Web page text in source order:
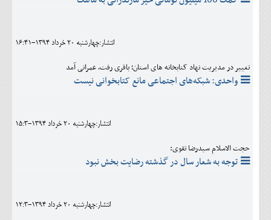
انتشار:چهارشنبه 20 خرداد 1394-16:41
تغییر در مدیریت نهاد کتابخانه های استان؛ باقری رفت، عمرانی آمد
واحدی: شبکه‌های اجتماعی مانع کتابخوانی نیست
انتشار:چهارشنبه 20 خرداد 1394-15:3
حجت الاسلام سیدرضا تقوی:
توجه به شعار سال در گذشته رضایت بخش نبود
انتشار:چهارشنبه 20 خرداد 1394-12:3